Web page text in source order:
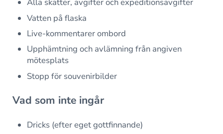
Alla skatter, avgifter och expeditionsavgifter
Vatten på flaska
Live-kommentarer ombord
Upphämtning och avlämning från angiven
mötesplats
Stopp för souvenirbilder
Vad som inte ingår
Dricks (efter eget gottfinnande)